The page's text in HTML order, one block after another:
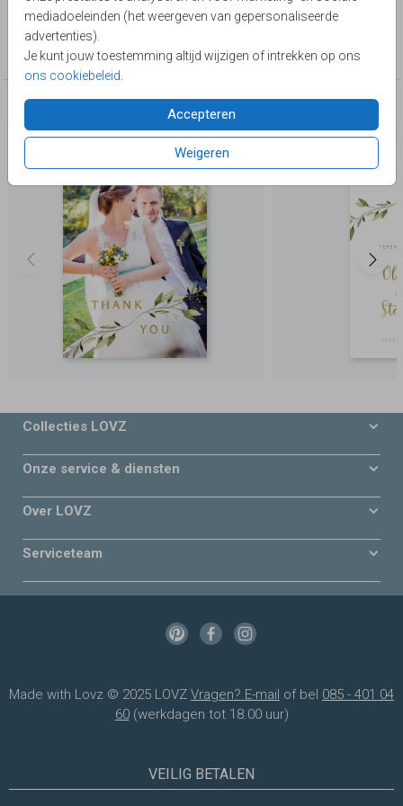
mediadoeleinden (het weergeven van gepersonaliseerde
advertenties).
Je kunt jouw toestemming altijd wijzigen of intrekken op ons
ons cookiebeleid
Accepteren
Weigeren
Lievez
Collectie
Trouwen
Deze producten zijn wellicht ook iets voor je
Collecties LOVZ
Onze service & diensten
Over LOVZ
Serviceteam
Made with Lovz © 2025 LOVZ Vragen? E-mail of bel 085 - 401 04
60(werkdagen tot 18.00 uur)
VEILIG BETALEN